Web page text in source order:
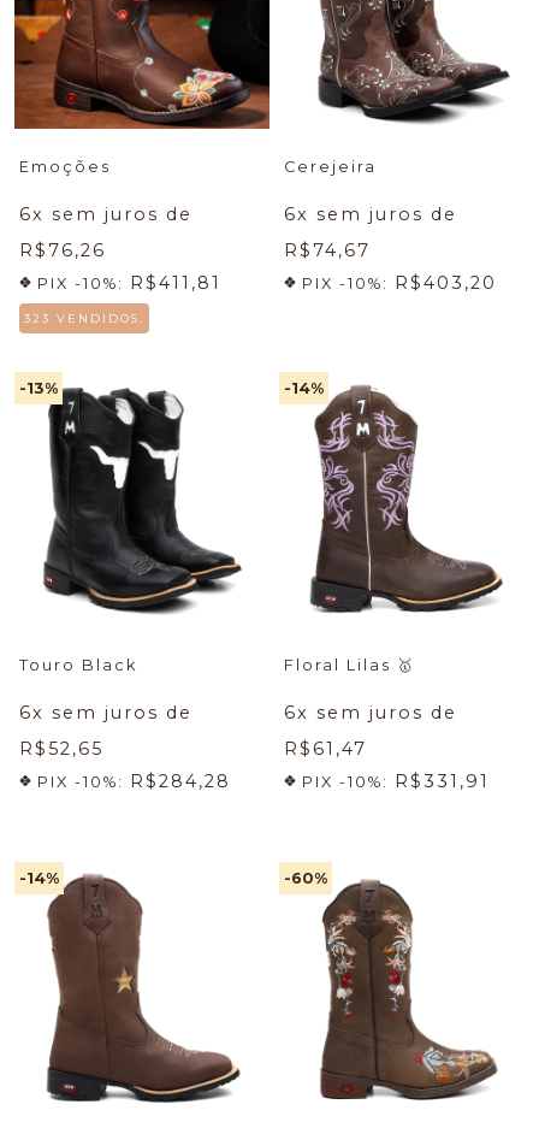
Emoções
6x sem juros de
R$76,26
PIX -10%: R$411,81
323 VENDIDOS.
Cerejeira
6x sem juros de
R$74,67
PIX -10%: R$403,20
-13%
Touro Black
6x sem juros de
R$52,65
PIX -10%: R$284,28
-14%
Floral Lilas 🥇
6x sem juros de
R$61,47
PIX -10%: R$331,91
-14% -60%